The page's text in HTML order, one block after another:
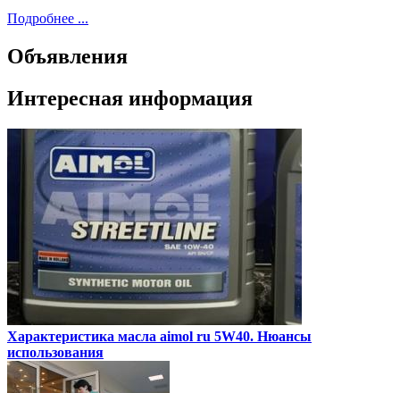
Подробнее ...
Объявления
Интересная информация
Характеристика масла aimol ru 5W40. Нюансы
использования